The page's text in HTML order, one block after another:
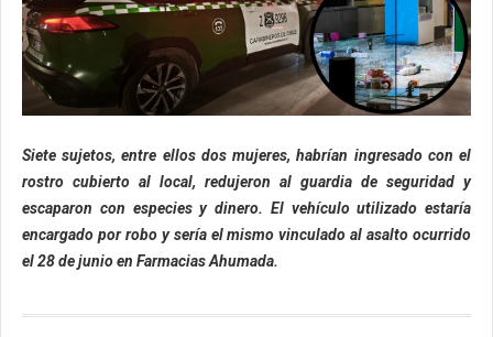
Siete sujetos, entre ellos dos mujeres, habrían ingresado con el
rostro cubierto al local, redujeron al guardia de seguridad y
escaparon con especies y dinero. El vehículo utilizado estaría
encargado por robo y sería el mismo vinculado al asalto ocurrido
el 28 de junio en Farmacias Ahumada.